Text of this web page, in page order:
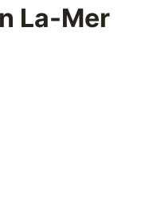
La-Mer